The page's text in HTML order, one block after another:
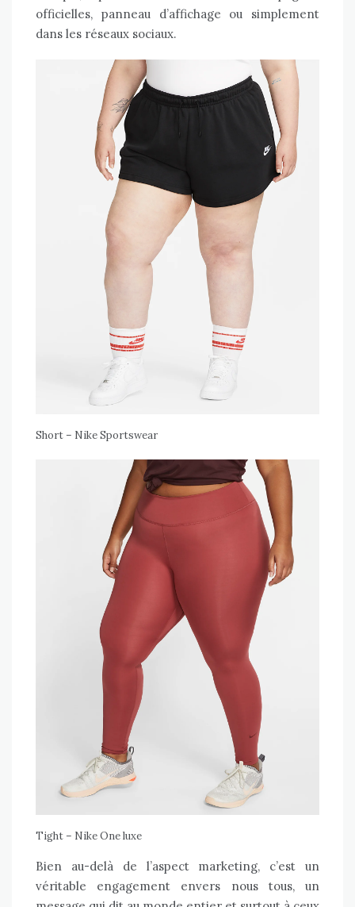
officielles, panneau d’affichage ou simplement
dans les réseaux sociaux.
Short – Nike Sportswear
Tight – Nike One luxe
Bien au-delà de l’aspect marketing, c’est un
véritable engagement envers nous tous, un